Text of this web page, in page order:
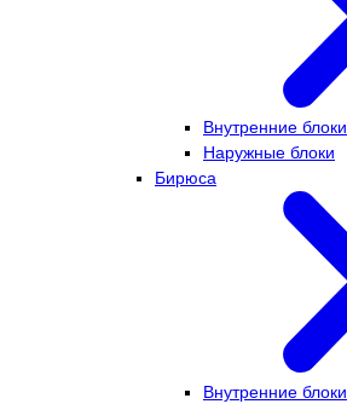
Внутренние блоки
Наружные блоки
Бирюса
Внутренние блоки